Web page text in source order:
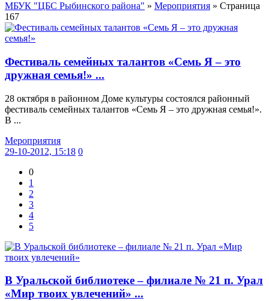
МБУК "ЦБС Рыбинского района" » Мероприятия » Страница
167
Фестиваль семейных талантов «Семь Я – это
дружная семья!» ...
28 октября в районном Доме культуры состоялся районный
фестиваль семейных талантов «Семь Я – это дружная семья!».
В ...
Мероприятия
29-10-2012, 15:18 0
0
1
2
3
4
5
В Уральской библиотеке – филиале № 21 п. Урал
«Мир твоих увлечений» ...